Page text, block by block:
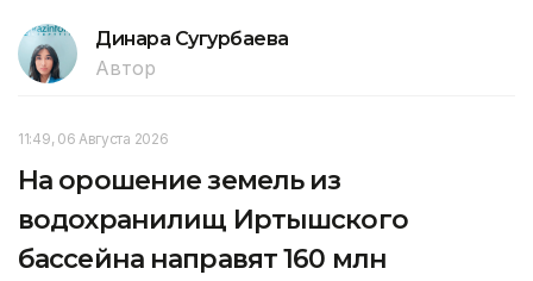
Динара Сугурбаева
Автор
11:49, 06 Августа 2026
На орошение земель из
водохранилищ Иртышского
бассейна направят 160 млн